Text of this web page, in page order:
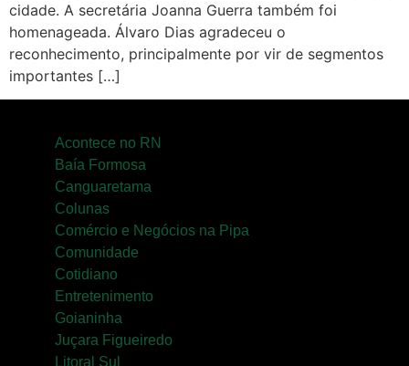
Política
Turismo
Entretenimento
Litoral Sul
Baía Formosa
Canguaretama
Goianinha
Gastronomia
PIPA
cidade. A secretária Joanna Guerra também foi
homenageada. Álvaro Dias agradeceu o
reconhecimento, principalmente por vir de segmentos
importantes […]
Acontece no RN
Baía Formosa
Canguaretama
Colunas
Comércio e Negócios na Pipa
Comunidade
Cotidiano
Entretenimento
Goianinha
Juçara Figueiredo
Litoral Sul